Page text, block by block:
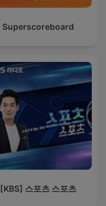
Superscoreboard
[KBS] 스포츠 스포츠